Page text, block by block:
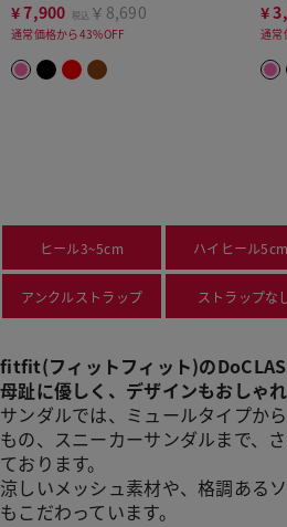
¥7,900 税込 ￥8,690
通常価格から43%OFF
¥
通常
ヒール3~5cm ハイヒール
アンクルストラップ ストラップな
fitfit(フィットフィット)の
母趾に優しく、デザインもおしゃ
サンダルでは、ミュールタイプか
もの、スニーカーサンダルまで、
ております。
涼しいメッシュ素材や、格調ある
もこだわっています。